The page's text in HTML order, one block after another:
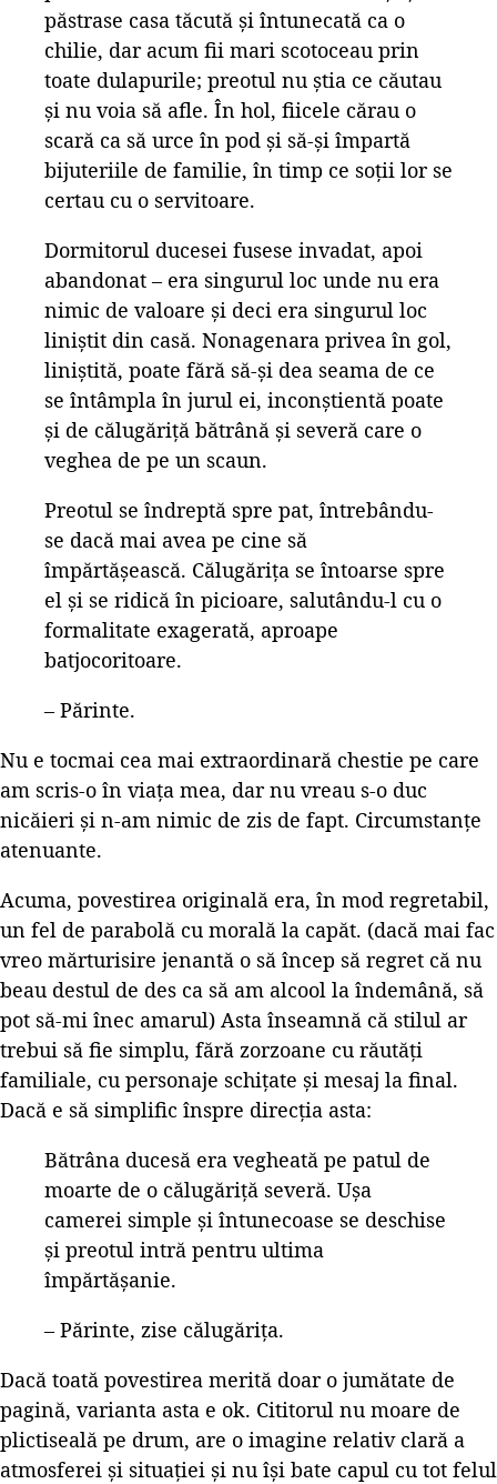
păstrase casa tăcută și întunecată ca o
chilie, dar acum fii mari scotoceau prin
toate dulapurile; preotul nu știa ce căutau
și nu voia să afle. În hol, fiicele cărau o
scară ca să urce în pod și să-și împartă
bijuteriile de familie, în timp ce soții lor se
certau cu o servitoare.
Dormitorul ducesei fusese invadat, apoi
abandonat – era singurul loc unde nu era
nimic de valoare și deci era singurul loc
liniștit din casă. Nonagenara privea în gol,
liniștită, poate fără să-și dea seama de ce
se întâmpla în jurul ei, inconștientă poate
și de călugăriță bătrână și severă care o
veghea de pe un scaun.
Preotul se îndreptă spre pat, întrebându-
se dacă mai avea pe cine să
împărtășească. Călugărița se întoarse spre
el și se ridică în picioare, salutându-l cu o
formalitate exagerată, aproape
batjocoritoare.
– Părinte.
Nu e tocmai cea mai extraordinară chestie pe care
am scris-o în viața mea, dar nu vreau s-o duc
nicăieri și n-am nimic de zis de fapt. Circumstanțe
atenuante.
Acuma, povestirea originală era, în mod regretabil,
un fel de parabolă cu morală la capăt. (dacă mai fac
vreo mărturisire jenantă o să încep să regret că nu
beau destul de des ca să am alcool la îndemână, să
pot să-mi înec amarul) Asta înseamnă că stilul ar
trebui să fie simplu, fără zorzoane cu răutăți
familiale, cu personaje schițate și mesaj la final.
Dacă e să simplific înspre direcția asta:
Bătrâna ducesă era vegheată pe patul de
moarte de o călugăriță severă. Ușa
camerei simple și întunecoase se deschise
și preotul intră pentru ultima
împărtășanie.
– Părinte, zise călugărița.
Dacă toată povestirea merită doar o jumătate de
pagină, varianta asta e ok. Cititorul nu moare de
plictiseală pe drum, are o imagine relativ clară a
atmosferei și situației și nu își bate capul cu tot felul